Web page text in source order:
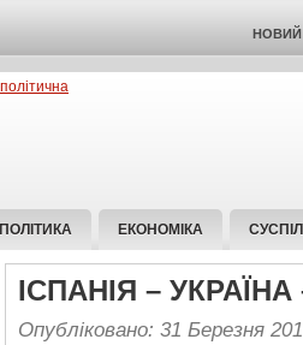
НОВИЙ
ПОЛІТИКА ЕКОНОМІКА
ІСПАНІЯ – УКРАЇНА
Опубліковано: 31 Березня